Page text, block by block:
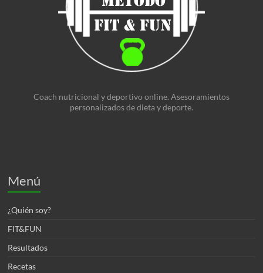
Coach nutricional y deportivo online. Asesoramientos
personalizados de dieta y deporte.
Menú
¿Quién soy?
FIT&FUN
Resultados
Recetas